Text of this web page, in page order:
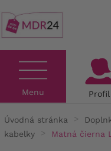
Menu Profil
Úvodná stránka
kabelky
Matná čierna